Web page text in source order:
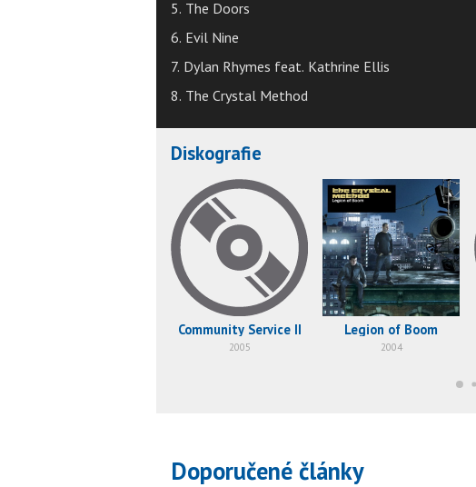
5. The Doors
6. Evil Nine
7. Dylan Rhymes feat. Kathrine Ellis
8. The Crystal Method
Diskografie
Community Service II
2005
Legion of Boom
2004
Doporučené články